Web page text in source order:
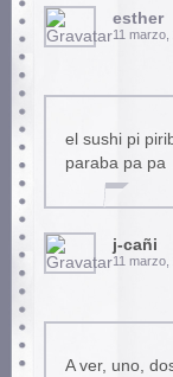
esther
11 marzo,
el sushi pi
paraba pa pa
j-cañi
11 marzo,
A ver, uno,